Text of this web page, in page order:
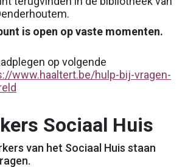
is open op vaste momenten.
op volgende
www.haaltert.be/hulp-bij-vragen-
Sociaal Huis
van het Sociaal Huis staan